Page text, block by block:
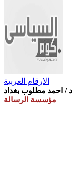
الارقام العربية
د / احمد مطلوب بغداد
مؤسسة الرسالة